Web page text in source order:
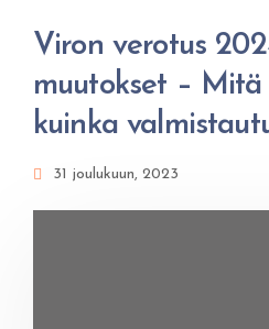
Viron verotus
muutokset –
kuinka
31 joulukuun, 2023